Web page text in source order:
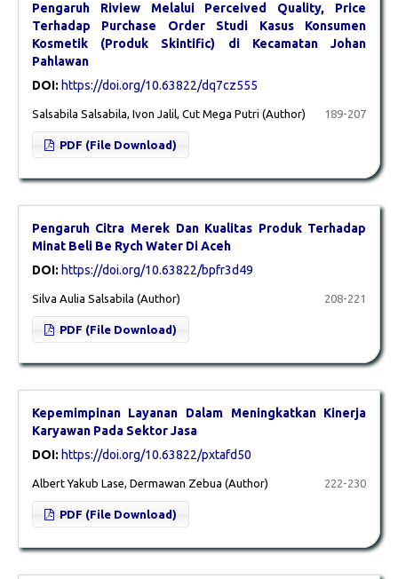
Pengaruh Riview Melalui Perceived Quality, Price
Terhadap Purchase Order Studi Kasus Konsumen
Kosmetik (Produk Skintific) di Kecamatan Johan
Pahlawan
DOI: https://doi.org/10.63822/dq7cz555
Salsabila Salsabila, Ivon Jalil, Cut Mega Putri (Author) 189-207
PDF (File Download)
Pengaruh Citra Merek Dan Kualitas Produk Terhadap
Minat Beli Be Rych Water Di Aceh
DOI: https://doi.org/10.63822/bpfr3d49
Silva Aulia Salsabila (Author) 208-221
PDF (File Download)
Kepemimpinan Layanan Dalam Meningkatkan Kinerja
Karyawan Pada Sektor Jasa
DOI: https://doi.org/10.63822/pxtafd50
Albert Yakub Lase, Dermawan Zebua (Author) 222-230
PDF (File Download)